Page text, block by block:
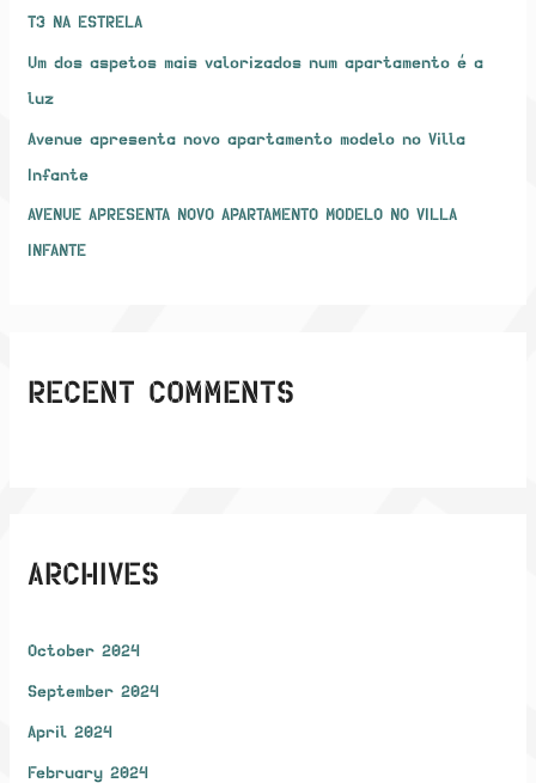
:T3 NA ESTRELA
Um dos aspetos mais valorizados num apartamento é a
luz
Avenue apresenta novo apartamento modelo no Villa
Infante
AVENUE APRESENTA NOVO APARTAMENTO MODELO NO VILLA
INFANTE
RECENT COMMENTS
ARCHIVES
October 2024
September 2024
April 2024
February 2024